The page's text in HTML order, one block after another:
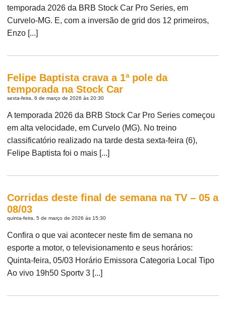
temporada 2026 da BRB Stock Car Pro Series, em
Curvelo-MG. E, com a inversão de grid dos 12 primeiros,
Enzo [...]
Felipe Baptista crava a 1ª pole da
temporada na Stock Car
sexta-feira, 6 de março de 2026 às 20:30
A temporada 2026 da BRB Stock Car Pro Series começou
em alta velocidade, em Curvelo (MG). No treino
classificatório realizado na tarde desta sexta-feira (6),
Felipe Baptista foi o mais [...]
Corridas deste final de semana na TV – 05 a
08/03
quinta-feira, 5 de março de 2026 às 15:30
Confira o que vai acontecer neste fim de semana no
esporte a motor, o televisionamento e seus horários:
Quinta-feira, 05/03 Horário Emissora Categoria Local Tipo
Ao vivo 19h50 Sportv 3 [...]